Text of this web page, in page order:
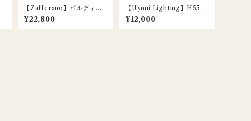
【Zafferano】ポルディー
ナ マイクロ ポータブルラン
プ / ブラック
¥22,800
【Uyuni Lighting】H55c
m / LEDトールテーパーキ
ャンドル / ノルディックホワ
¥12,000